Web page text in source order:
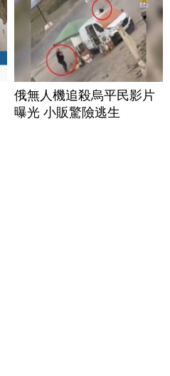
俄無人機追殺烏平民影片
曝光 小販驚險逃生